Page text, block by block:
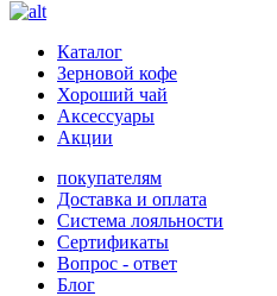
Каталог
Зерновой кофе
Хороший чай
Аксессуары
Акции
покупателям
Доставка и оплата
Система лояльности
Сертификаты
Вопрос - ответ
Блог